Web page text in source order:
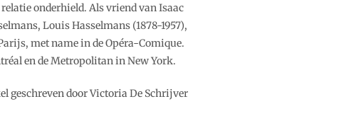
onderhield. Als vriend van Isaac
Louis Hasselmans (1878-1957),
met name in de Opéra-Comique.
en de Metropolitan in New York.
geschreven door Victoria De Schrijver